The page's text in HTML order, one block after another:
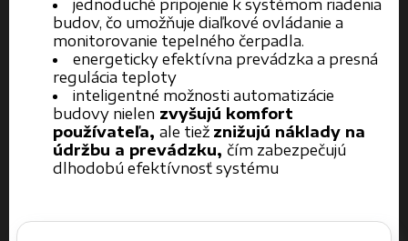
jednoduché pripojenie k systémom riadenia
budov, čo umožňuje diaľkové ovládanie a
monitorovanie tepelného čerpadla.
energeticky efektívna prevádzka a presná
regulácia teploty
inteligentné možnosti automatizácie
budovy nielen zvyšujú komfort
používateľa, ale tiež znižujú náklady na
údržbu a prevádzku, čím zabezpečujú
dlhodobú efektívnosť systému